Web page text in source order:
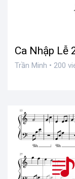
Ca Nhập Lễ
Trần Minh • 200